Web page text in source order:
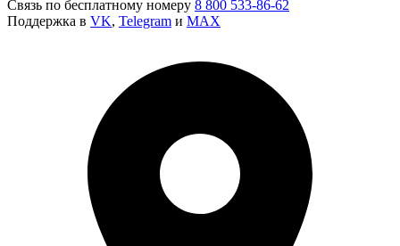
Связь по бесплатному номеру 8 800 533-86-62
Поддержка в VK, Telegram и MAX